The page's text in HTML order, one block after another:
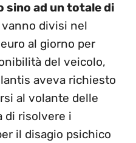
sino ad un totale di
vanno divisi nel
al giorno per
del veicolo,
aveva richiesto
al volante delle
di risolvere i
il disagio psichico